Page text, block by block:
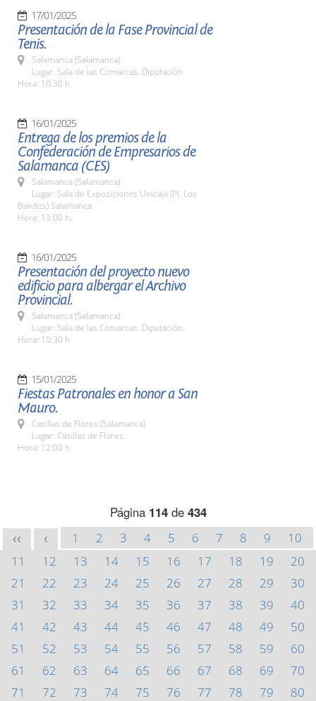
17/01/2025
Presentación de la Fase Provincial de
Tenis.
Salamanca (Salamanca)
Lugar. Sala de las Comarcas. Diputación
Hora: 10:30 h.
16/01/2025
Entrega de los premios de la
Confederación de Empresarios de
Salamanca (CES)
Salamanca (Salamanca)
Lugar: Sala de Exposiciones Unicaja (Pl. Los
Bandos) Salamanca
Hora: 13:00 h.
16/01/2025
Presentación del proyecto nuevo
edificio para albergar el Archivo
Provincial.
Salamanca (Salamanca)
Lugar: Sala de las Comarcas. Diputación.
Hora: 10:30 h
15/01/2025
Fiestas Patronales en honor a San
Mauro.
Casillas de Flores (Salamanca)
Lugar: Casillas de Flores.
Hora: 12:00 h.
Página 114de 434
<< < 1 2 3 4 5 6 7 8 9
10
11
12 13 14 15 16 17 18 19
20
21
22 23 24 25 26 27 28 29
30
31
32 33 34 35 36 37 38 39
40
41
42 43 44 45 46 47 48 49
50
51
52 53 54 55 56 57 58 59
60
61
62 63 64 65 66 67 68 69
70
71
72 73 74 75 76 77 78 79
80